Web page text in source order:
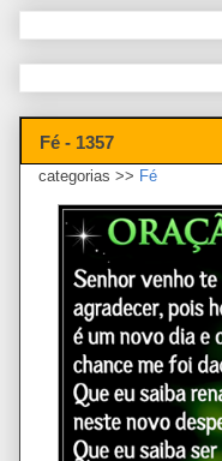
Fé - 1357
categorias >> Fé